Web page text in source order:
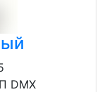
DMX